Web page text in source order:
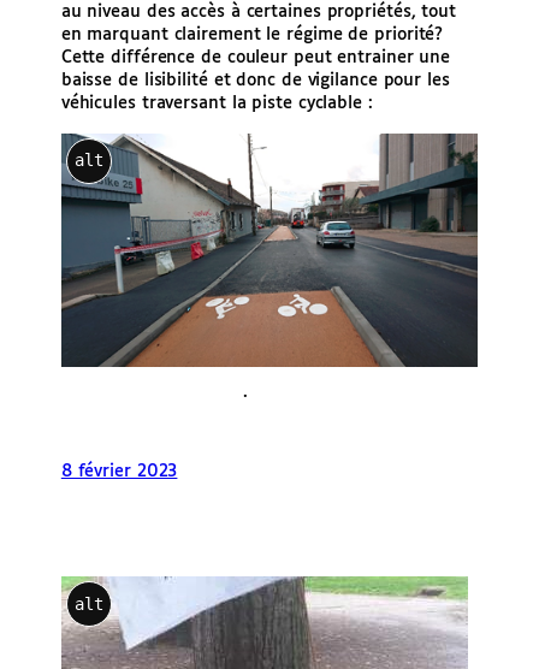
au niveau des accès à certaines propriétés, tout
en marquant clairement le régime de priorité?
Cette différence de couleur peut entrainer une
baisse de lisibilité et donc de vigilance pour les
véhicules traversant la piste cyclable :
alt
·
8 février 2023
alt